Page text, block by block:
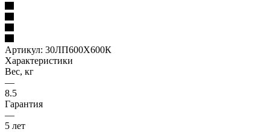
Артикул: 30ЛП600Х600К
Характеристики
Вес, кг
—
8.5
Гарантия
—
5 лет